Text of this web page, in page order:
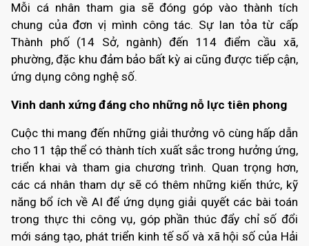
Mỗi cá nhân tham gia sẽ đóng góp vào thành tích
chung của đơn vị mình công tác. Sự lan tỏa từ cấp
Thành phố (14 Sở, ngành) đến 114 điểm cầu xã,
phường, đặc khu đảm bảo bất kỳ ai cũng được tiếp cận,
ứng dụng công nghệ số.
Vinh danh xứng đáng cho những nỗ lực tiên phong
Cuộc thi mang đến những giải thưởng vô cùng hấp dẫn
cho 11 tập thể có thành tích xuất sắc trong hưởng ứng,
triển khai và tham gia chương trình. Quan trọng hơn,
các cá nhân tham dự sẽ có thêm những kiến thức, kỹ
năng bổ ích về AI để ứng dụng giải quyết các bài toán
trong thực thi công vụ, góp phần thúc đẩy chỉ số đổi
mới sáng tạo, phát triển kinh tế số và xã hội số của Hải